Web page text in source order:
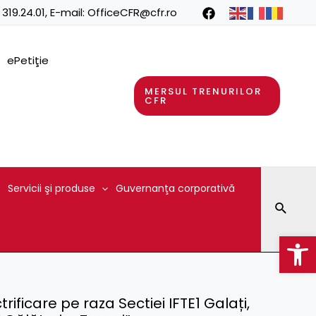
, E-mail: OfficeCFR@cfr.ro
ePetiţie
MERSUL TRENURILOR
CFR
Servicii şi produse Guvernanţa corporativă
pe raza Sectiei IFTE1 Galați,